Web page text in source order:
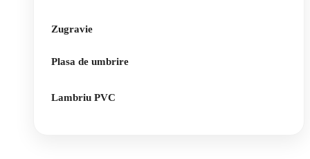
Zugravie
Plasa de umbrire
Lambriu PVC